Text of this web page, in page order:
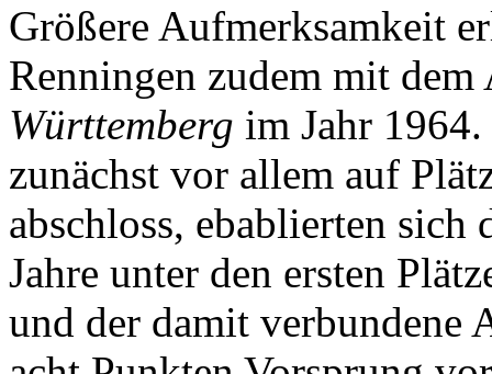
Größere Aufmerksamkeit
Renningen zudem mit
Württemberg im Jahr
zunächst vor allem auf
abschloss, ebablierten
Jahre unter den ersten
und der damit verbundene